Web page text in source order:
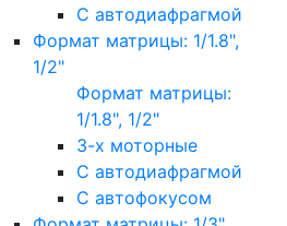
С автодиафрагмой
Формат матрицы: 1/1.8",
1/2"
Формат матрицы:
1/1.8", 1/2"
3-х моторные
С автодиафрагмой
С автофокусом